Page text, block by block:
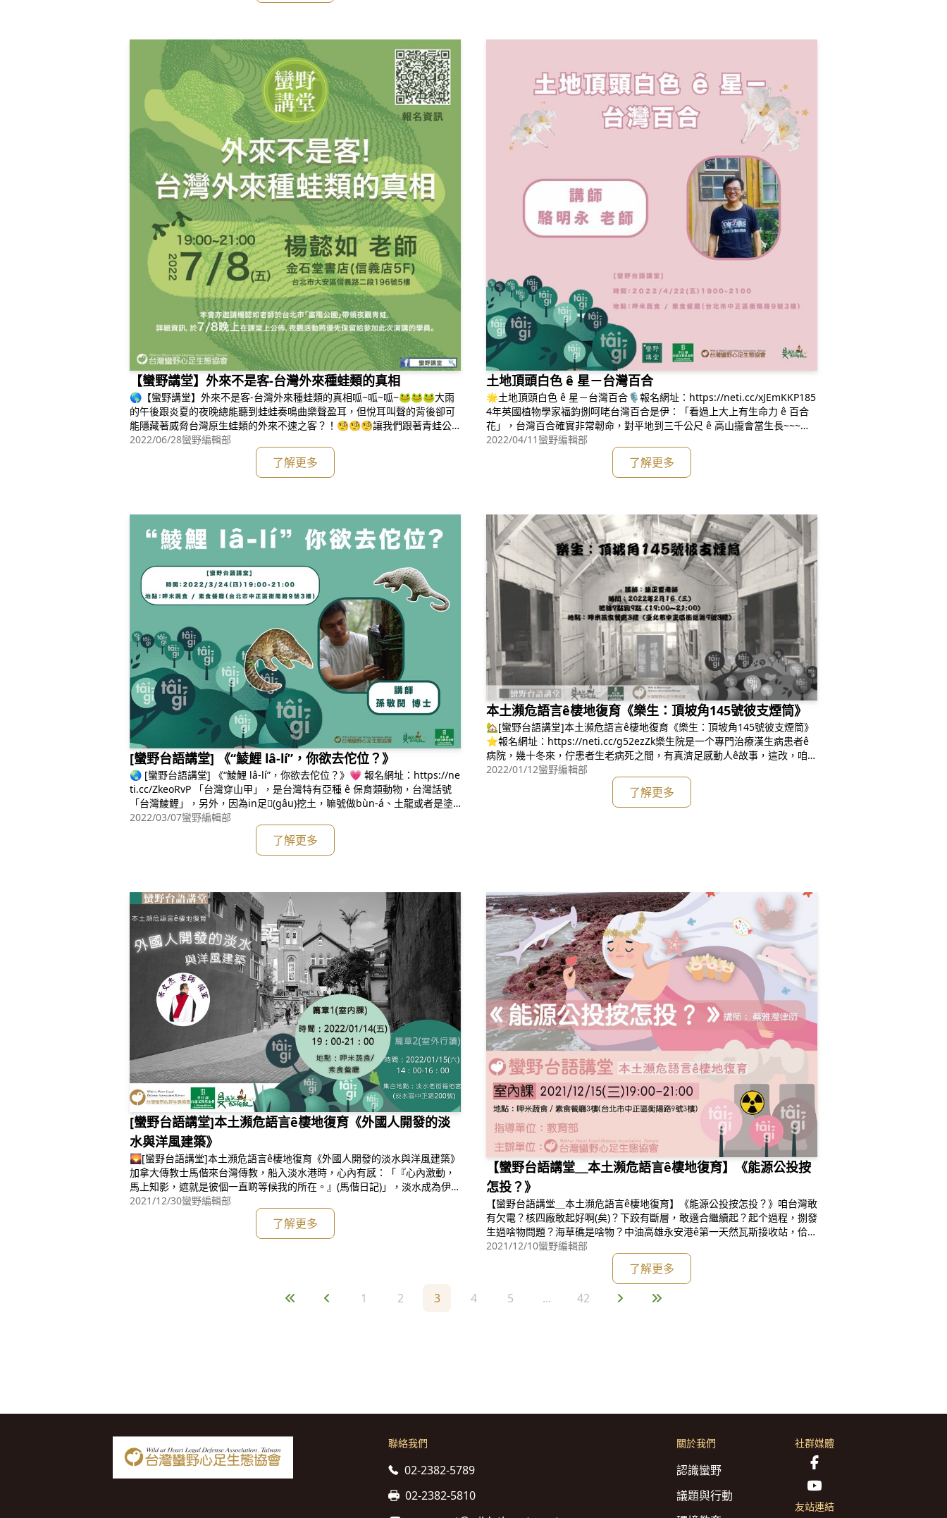
【蠻野講堂】外來不是客-台灣外來種蛙類的真相
🌎【蠻野講堂】外來不是客-台灣外來種蛙類的真相呱~呱~呱~🐸🐸🐸大雨
的午後跟炎夏的夜晚總能聽到蛙蛙奏鳴曲樂聲盈耳，但悅耳叫聲的背後卻可
能隱藏著威脅台灣原生蛙類的外來不速之客？！🧐🧐🧐讓我們跟著青蛙公
主楊懿如老師一起來探究外來種蛙蛙的真相~~~👸👸👸🌞報名網址：http
s://neti.cc/L6AQPqv******************************************
2022/06/28蠻野編輯部
了解更多
土地頂頭白色 ê 星－台灣百合
🌟土地頂頭白色 ê 星－台灣百合🎙報名網址：https://neti.cc/xJEmKKP185
4年英國植物學家福鈞捌呵咾台灣百合是伊：「看過上大上有生命力 ê 百合
花」，台灣百合確實非常韌命，對平地到三千公尺 ê 高山攏會當生長~~~💖
💖💖春天來，台灣百合陸續佇咧台灣各地大開，一蕊一蕊 ê 白色花蕊親像土
地頂頭白色 ê 星，花葯閃爍金色
2022/04/11 蠻野編輯部
了解更多
[蠻野台語講堂] 《“鯪鯉 lâ-lí”，你欲去佗位？》
🌏 [蠻野台語講堂] 《“鯪鯉 lâ-lí”，你欲去佗位？》💗 報名網址：https://ne
ti.cc/ZkeoRvP 「台灣穿山甲」，是台灣特有亞種 ê 保育類動物，台灣話號
「台灣鯪鯉」，另外，因為in足𠢕(gâu)挖土，嘛號做bùn-á、土龍或者是塗
龜~~~這是一寡鯪鯉 ê 特性
2022/03/07蠻野編輯部
了解更多
本土瀕危語言ê棲地復育《樂生：頂坡角145號彼支煙筒》
🏡[蠻野台語講堂]本土瀕危語言ê棲地復育《樂生：頂坡角145號彼支煙筒》
⭐報名網址：https://neti.cc/g52ezZk樂生院是一个專門治療漢生病患者ê
病院，幾十冬來，佇患者生老病死之間，有真濟足感動人ê故事，這改，咱邀
請捌蹛佇樂生院職員宿舍50冬ê耆老 –陳正豐先生來佮咱分享一寡仔發生佇樂
2022/01/12蠻野編輯部
了解更多
[蠻野台語講堂]本土瀕危語言ê棲地復育《外國人開發的淡
水與洋風建築》
🌄[蠻野台語講堂]本土瀕危語言ê棲地復育《外國人開發的淡水與洋風建築》
加拿大傳教士馬偕來台灣傳教，船入淡水港時，心內有感：「『心內激動，
馬上知影，遮就是彼個一直啲等候我的所在。』(馬偕日記)」，淡水成為伊
「安歇的所在」…..日本畫家木下靜涯佮畫友去印度觀摩壁畫，卻相出路留佇
咧台灣，愛著淡水小鎮，一蹛著是二十年……淡水到底有啥乜魅力，予外國人
2021/12/30蠻野編輯部
了解更多
【蠻野台語講堂＿本土瀕危語言ê棲地復育】《能源公投按
怎投？》
【蠻野台語講堂＿本土瀕危語言ê棲地復育】《能源公投按怎投？》咱台灣敢
有欠電？核四廠敢起好啊(矣)？下跤有斷層，敢適合繼續起？起个過程，捌發
生過啥物問題？海草礁是啥物？中油高雄永安港ê第一天然瓦斯接收站，佮台
中港ê第二天然瓦斯接收站攏咧擴建，台電第五天然瓦斯接收站陸地部分嘛咧
開發；閣有台電基隆ê第四天然瓦斯接收站、台塑雲林麥寮港ê第六天然瓦
2021/12/10蠻野編輯部
了解更多
1
2 3 4 5 ... 42
聯絡我們
02-2382-5789
02-2382-5810
關於我們
認識蠻野
議題與行動
社群媒體
友站連結